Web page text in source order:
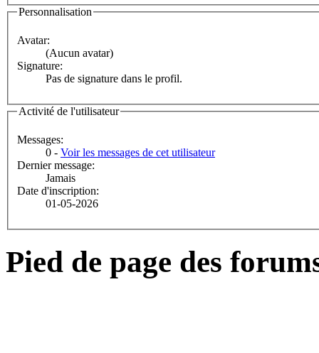
Personnalisation
Avatar:
(Aucun avatar)
Signature:
Pas de signature dans le profil.
Activité de l'utilisateur
Messages:
0 - Voir les messages de cet utilisateur
Dernier message:
Jamais
Date d'inscription:
01-05-2026
Pied de page des